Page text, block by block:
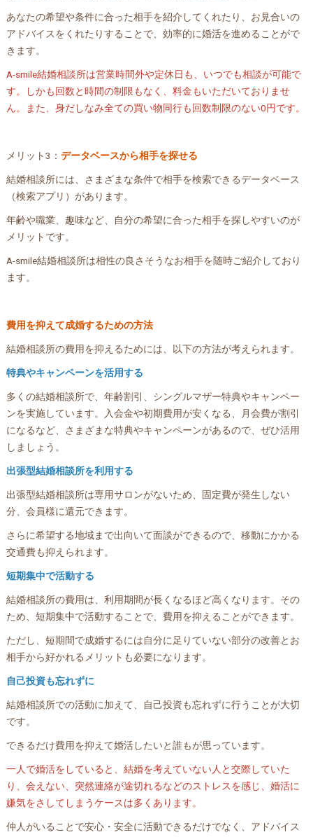
あなたの希望や条件に合った相手を紹介してくれたり、お見合いの
アドバイスをくれたりすることで、効率的に婚活を進めることがで
きます。
A-smile結婚相談所は営業時間外や定休日も、いつでも相談が可能で
す。しかも回数と時間の制限もなく、料金もいただいておりませ
ん。また、身だしなみ全ての買い物同行も回数制限のない0円です。
メリット3： データベースから相手を探せる
結婚相談所には、さまざまな条件で相手を検索できるデータベース
（検索アプリ）があります。
年齢や職業、趣味など、自分の希望に合った相手を探しやすいのが
メリットです。
A-smile結婚相談所は相性の良さそうなお相手を随時ご紹介しており
ます。
費用を抑えて成婚するための方法
結婚相談所の費用を抑えるためには、以下の方法が考えられます。
特典やキャンペーンを活用する
多くの結婚相談所で、年齢割引、シングルマザー特典やキャンペー
ンを実施しています。入会金や初期費用が安くなる、月会費が割引
になるなど、さまざまな特典やキャンペーンがあるので、ぜひ活用
しましょう。
出張型結婚相談所を利用する
出張型結婚相談所は専用サロンがないため、固定費が発生しない
分、会員様に還元できます。
さらに希望する地域まで出向いて面談ができるので、移動にかかる
交通費も抑えられます。
短期集中で活動する
結婚相談所の費用は、利用期間が長くなるほど高くなります。その
ため、短期集中で活動することで、費用を抑えることができます。
ただし、短期間で成婚するには自分に足りていない部分の改善とお
相手から好かれるメリットも必要になります。
自己投資も忘れずに
結婚相談所での活動に加えて、自己投資も忘れずに行うことが大切
です。
できるだけ費用を抑えて婚活したいと誰もが思っています。
一人で婚活をしていると、結婚を考えていない人と交際していた
り、会えない、突然連絡が途切れるなどのストレスを感じ、婚活に
嫌気をさしてしまうケースは多くあります。
仲人がいることで安心・安全に活動できるだけでなく、アドバイス